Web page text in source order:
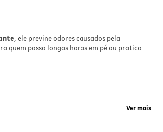
, ele previne odores causados pela
quem passa longas horas em pé ou pratica
Ver mais